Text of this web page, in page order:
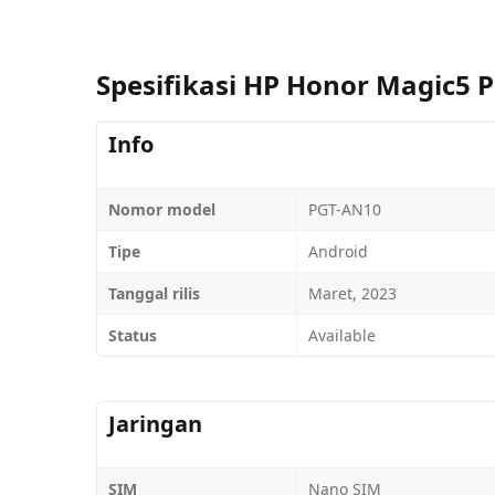
Spesifikasi HP Honor Magic5
Info
Nomor model
PGT-AN10
Tipe
Android
Tanggal rilis
Maret, 2023
Status
Available
Jaringan
SIM Nano SIM